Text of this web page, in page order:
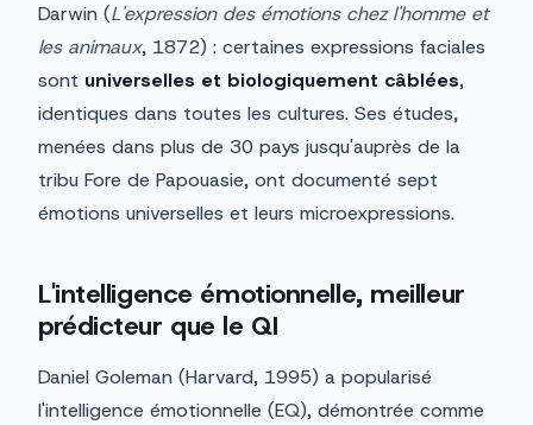
Darwin (L'expression des émotions chez l'homme et
les animaux, 1872) : certaines expressions faciales
sont universelles et biologiquement câblées,
identiques dans toutes les cultures. Ses études,
menées dans plus de 30 pays jusqu'auprès de la
tribu Fore de Papouasie, ont documenté sept
émotions universelles et leurs microexpressions.
L'intelligence émotionnelle, meilleur
prédicteur que le QI
Daniel Goleman (Harvard, 1995) a popularisé
l'intelligence émotionnelle (EQ), démontrée comme